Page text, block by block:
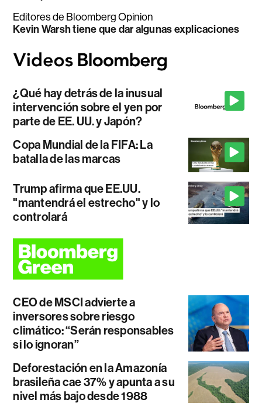
Editores de Bloomberg Opinion
Kevin Warsh tiene que dar algunas explicaciones
¿Qué hay detrás de la inusual
intervención sobre el yen por
parte de EE. UU. y Japón?
Copa Mundial de la FIFA: La
batalla de las marcas
Trump afirma que EE.UU.
"mantendrá el estrecho" y lo
controlará
CEO de MSCI advierte a
inversores sobre riesgo
climático: “Serán responsables
si lo ignoran”
Deforestación en la Amazonía
brasileña cae 37% y apunta a su
nivel más bajo desde 1988